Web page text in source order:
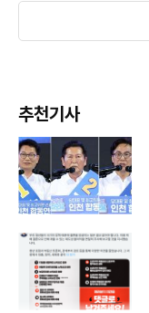
추천기사